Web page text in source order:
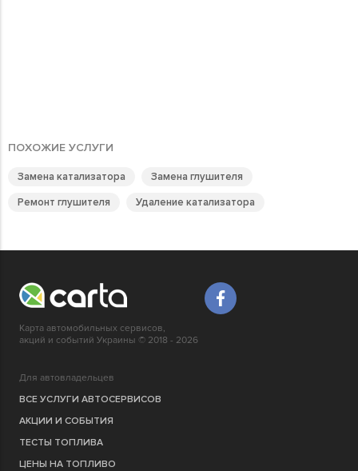
ПОХОЖИЕ УСЛУГИ
Замена катализатора
Замена глушителя
Ремонт глушителя
Удаление катализатора
Карта автомобильных сервисов,
акций и событий Украины © 2018 - 2026
Для автовладельцев
ВСЕ УСЛУГИ АВТОСЕРВИСОВ
АКЦИИ И СОБЫТИЯ
ТЕСТЫ ТОПЛИВА
ЦЕНЫ НА ТОПЛИВО